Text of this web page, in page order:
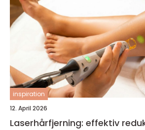
inspiration
12. April 2026
Laserhårfjerning: effektiv